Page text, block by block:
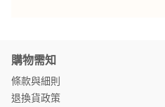
購物需知
條款與細則
退換貨政策